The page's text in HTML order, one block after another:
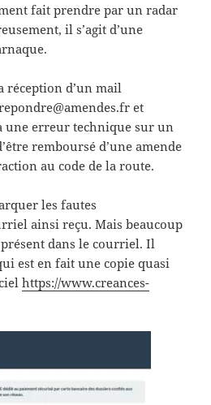
fait prendre par un radar
il s’agit d’une
réception d’un mail
et
une erreur technique sur un
remboursé d’une amende
au code de la route.
les fautes
ainsi reçu. Mais beaucoup
dans le courriel. Il
est en fait une copie quasi
https://www.creances-